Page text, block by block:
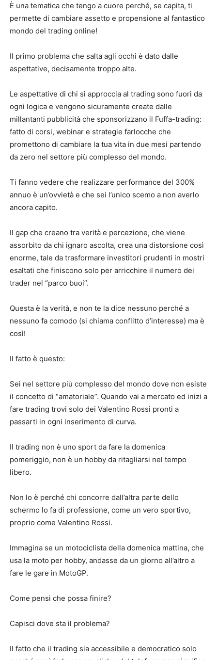
È una tematica che tengo a cuore perché, se capita, ti
permette di cambiare assetto e propensione al fantastico
mondo del trading online!
Il primo problema che salta agli occhi è dato dalle
aspettative, decisamente troppo alte.
Le aspettative di chi si approccia al trading sono fuori da
ogni logica e vengono sicuramente create dalle
millantanti pubblicità che sponsorizzano il Fuffa-trading:
fatto di corsi, webinar e strategie farlocche che
promettono di cambiare la tua vita in due mesi partendo
da zero nel settore più complesso del mondo.
Ti fanno vedere che realizzare performance del 300%
annuo è un’ovvietà e che sei l’unico scemo a non averlo
ancora capito.
Il gap che creano tra verità e percezione, che viene
assorbito da chi ignaro ascolta, crea una distorsione così
enorme, tale da trasformare investitori prudenti in mostri
esaltati che finiscono solo per arricchire il numero dei
trader nel “parco buoi”.
Questa è la verità, e non te la dice nessuno perché a
nessuno fa comodo (si chiama conflitto d’interesse) ma è
così!
Il fatto è questo:
Sei nel settore più complesso del mondo dove non esiste
il concetto di “amatoriale”. Quando vai a mercato ed inizi a
fare trading trovi solo dei Valentino Rossi pronti a
passarti in ogni inserimento di curva.
Il trading non è uno sport da fare la domenica
pomeriggio, non è un hobby da ritagliarsi nel tempo
libero.
Non lo è perché chi concorre dall’altra parte dello
schermo lo fa di professione, come un vero sportivo,
proprio come Valentino Rossi.
Immagina se un motociclista della domenica mattina, che
usa la moto per hobby, andasse da un giorno all’altro a
fare le gare in MotoGP.
Come pensi che possa finire?
Capisci dove sta il problema?
Il fatto che il trading sia accessibile e democratico solo